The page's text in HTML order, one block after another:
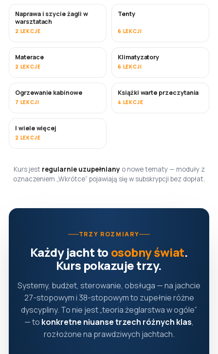
WKRÓTCE
Naprawa i szycie żagli w
warsztatach
2 LEKCJE
Tenty
6 LEKCJI
Materace
2 LEKCJE
WKRÓTCE
Klimatyzatory
6 LEKCJI
WKRÓTCE
Ogrzewanie kabinowe
7 LEKCJI
WKRÓTCE
Książki warte przeczytania
4 LEKCJE
WKRÓTCE
I wiele więcej
2 LEKCJE
Kurs jest regularnie uzupełniany o nowe tematy — moduły z
oznaczeniem „Wkrótce” pojawiają się w subskrypcji bez dopłat.
TRZY ROZMIARY
Każdy jacht to osobny świat.
Kurs pokazuje trzy.
Systemy, budżet, sterowanie, obsługa — na jachcie
27-stopowym i 38-stopowym to zupełnie różne
dyscypliny. To nie jest „teoria żeglarstwa w ogóle”
— to konkretne niuanse trzech różnych klas,
rozłożone na prawdziwych jachtach.